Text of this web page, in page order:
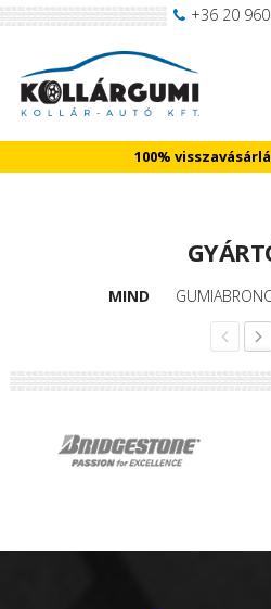
+36 20
100%
MIND